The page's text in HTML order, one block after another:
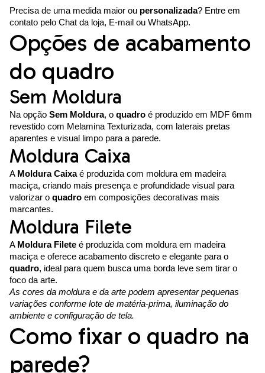
Precisa de uma medida maior ou personalizada? Entre em
contato pelo Chat da loja, E-mail ou WhatsApp.
Opções de acabamento
do quadro
Sem Moldura
Na opção Sem Moldura, o quadro é produzido em MDF 6mm
revestido com Melamina Texturizada, com laterais pretas
aparentes e visual limpo para a parede.
Moldura Caixa
A Moldura Caixaé produzida com moldura em madeira
maciça, criando mais presença e profundidade visual para
valorizar o quadro em composições decorativas mais
marcantes.
Moldura Filete
A Moldura Filete é produzida com moldura em madeira
maciça e oferece acabamento discreto e elegante para o
quadro, ideal para quem busca uma borda leve sem tirar o
foco da arte.
As cores da moldura e da arte podem apresentar pequenas
variações conforme lote de matéria-prima, iluminação do
ambiente e configuração de tela.
Como fixar o quadro na
parede?